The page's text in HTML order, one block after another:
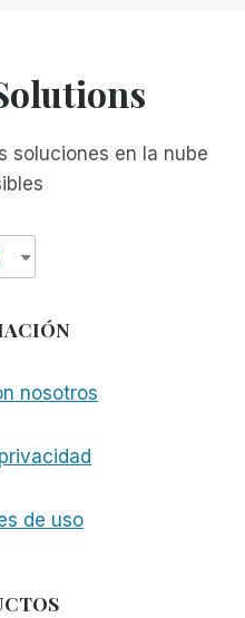
soluciones en la nube
nosotros
de uso